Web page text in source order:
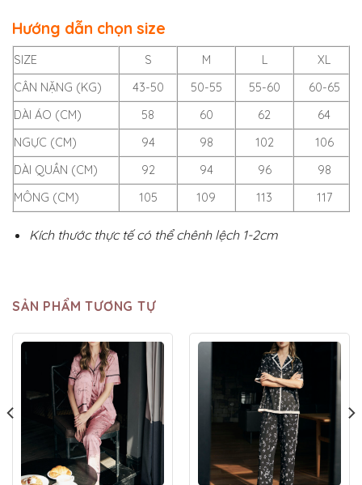
Hướng dẫn chọn size
SIZE S M L
XL
CÂN NẶNG (KG)
43-50 50-55 55-60
60-65
DÀI ÁO (CM)
58 60 62
64
NGỰC (CM)
94 98 102
106
DÀI QUẦN (CM)
92 94 96
98
MÔNG (CM)
105 109 113 117
Kích thước thực tế có thể chênh lệch 1-2cm
SẢN PHẨM TƯƠNG TỰ